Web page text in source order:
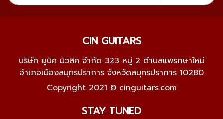
CIN GUITARS
บริษัท ยูนิค มิวสิค จำกัด 323 หมู่ 2 ตำบลแพรกษาใหม่
อำเภอเมืองสมุทรปราการ จังหวัดสมุทรปราการ 10280
Copyright 2021 © cinguitars.com
STAY TUNED